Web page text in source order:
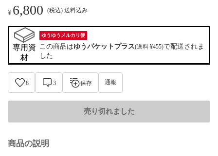
¥6,800 (税込) 送料込み
専用資
材
ゆうゆうメルカリ便
この商品はゆうパケットプラス(送料 ¥455)で配送されま
した
8 3 保存 通報
売り切れました
商品の説明